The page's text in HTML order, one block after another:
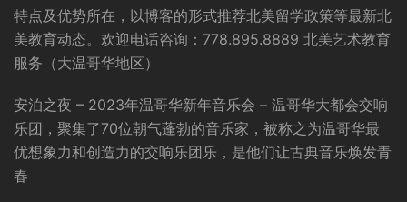
特点及优势所在，以博客的形式推荐北美留学政策等最新北
美教育动态。欢迎电话咨询：778.895.8889 北美艺术教育
服务（大温哥华地区）
安泊之夜 – 2023年温哥华新年音乐会 – 温哥华大都会交响
乐团，聚集了70位朝气蓬勃的音乐家，被称之为温哥华最
优想象力和创造力的交响乐团乐，是他们让古典音乐焕发青
春